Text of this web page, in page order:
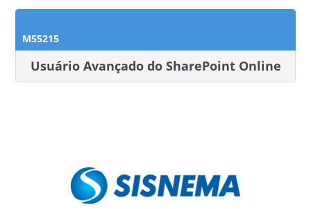
M55215
Usuário Avançado do SharePoint Online